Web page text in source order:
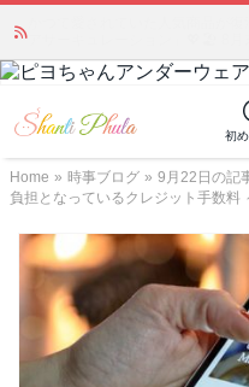
初
Home » 時事ブログ » 9月22日の記
負担となっているクレジット手数料